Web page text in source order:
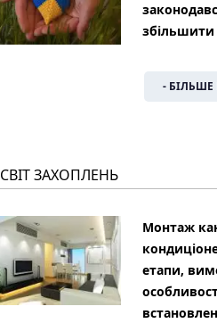
-
СВІТ ЗАХОПЛЕНЬ
Монтаж
етапи,